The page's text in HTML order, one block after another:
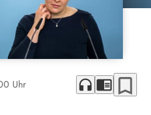
Uhr headphones chrome_reader_mode bookmark_border